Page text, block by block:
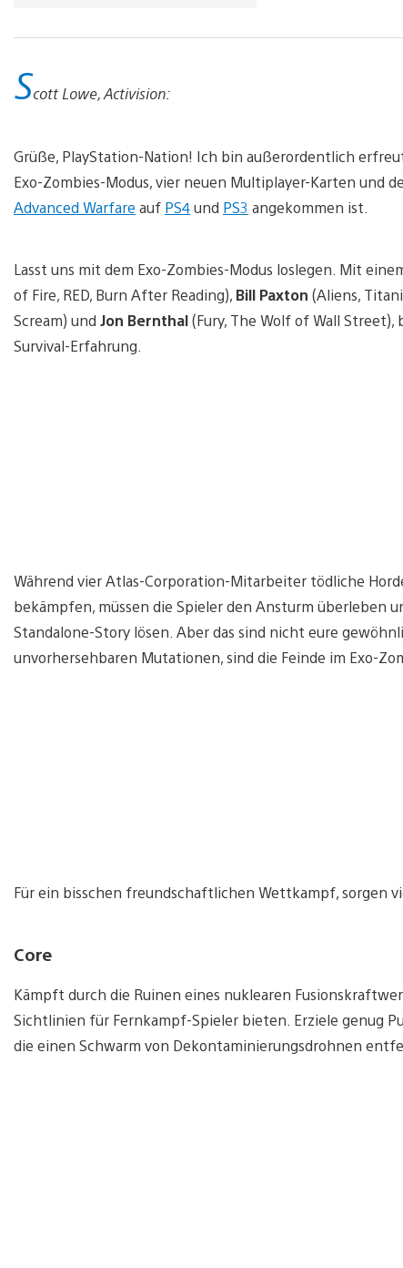
Scott Lowe, Activision:
Grüße, PlayStation-Nation! Ich bin außerordentlich
Exo-Zombies-Modus, vier neuen Multiplayer-Karten und
Advanced Warfare auf PS4und PS3 angekommen ist.
Lasst uns mit dem Exo-Zombies-Modus loslegen. Mit
of Fire, RED, Burn After Reading), Bill Paxton (Aliens,
Scream) und Jon Bernthal(Fury, The Wolf of Wall
Survival-Erfahrung.
Während vier Atlas-Corporation-Mitarbeiter tödliche
bekämpfen, müssen die Spieler den Ansturm überleben
Standalone-Story lösen. Aber das sind nicht eure
unvorhersehbaren Mutationen, sind die Feinde im Exo-
Für ein bisschen freundschaftlichen Wettkampf, sorgen
Core
Kämpft durch die Ruinen eines nuklearen
Sichtlinien für Fernkampf-Spieler bieten. Erziele genug
die einen Schwarm von Dekontaminierungsdrohnen